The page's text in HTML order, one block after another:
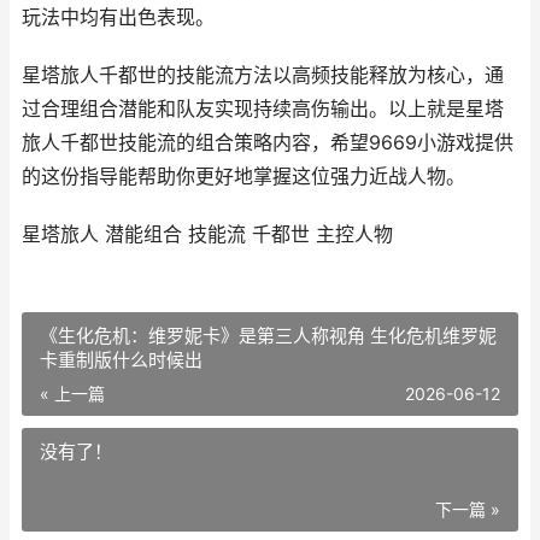
玩法中均有出色表现。
星塔旅人千都世的技能流方法以高频技能释放为核心，通
过合理组合潜能和队友实现持续高伤输出。以上就是星塔
旅人千都世技能流的组合策略内容，希望9669小游戏提供
的这份指导能帮助你更好地掌握这位强力近战人物。
星塔旅人 潜能组合 技能流 千都世 主控人物
《生化危机：维罗妮卡》是第三人称视角 生化危机维罗妮
卡重制版什么时候出
« 上一篇 2026-06-12
没有了！
下一篇 »